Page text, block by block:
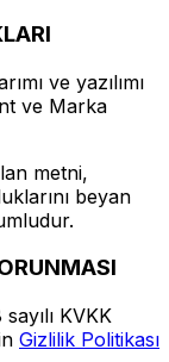
ve yazılımı
ve Marka
metni,
beyan
KVKK
Gizlilik Politikası